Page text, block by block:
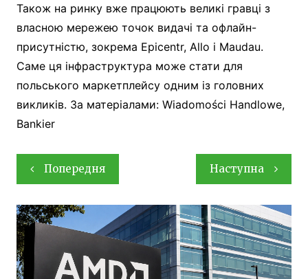
Також на ринку вже працюють великі гравці з
власною мережею точок видачі та офлайн-
присутністю, зокрема Epicentr, Allo і Maudau.
Саме ця інфраструктура може стати для
польського маркетплейсу одним із головних
викликів. За матеріалами: Wiadomości Handlowe,
Bankier
Навігація
записів
Попередня Наступна